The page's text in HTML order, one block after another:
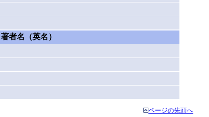
著者名（英名）
ページの先頭へ